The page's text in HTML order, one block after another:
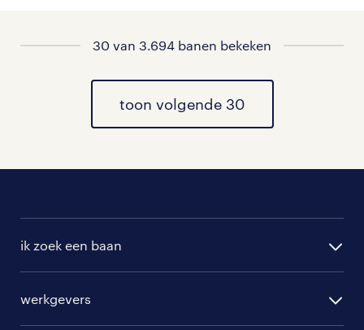
30 van 3.694 banen bekeken
toon volgende 30
ik zoek een baan
werkgevers